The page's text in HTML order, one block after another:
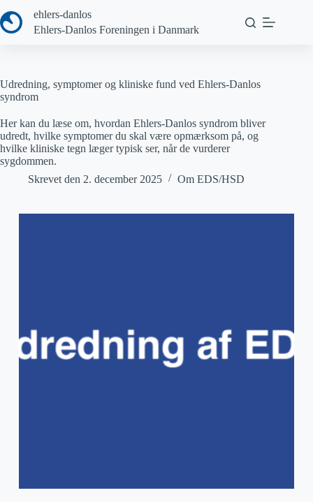
til
indhold
ehlers-danlos
Ehlers-Danlos Foreningen i Danmark
Udredning, symptomer og kliniske fund ved Ehlers-Danlos
syndrom
Her kan du læse om, hvordan Ehlers-Danlos syndrom bliver
udredt, hvilke symptomer du skal være opmærksom på, og
hvilke kliniske tegn læger typisk ser, når de vurderer
sygdommen.
Skrevet den 2. december 2025 Om EDS/HSD